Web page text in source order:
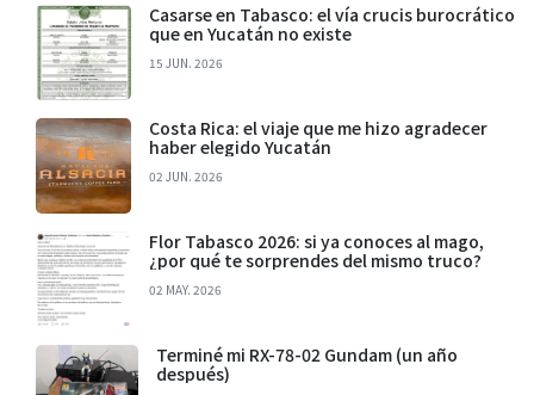
Casarse en Tabasco: el vía crucis burocrático
que en Yucatán no existe
15 JUN. 2026
Costa Rica: el viaje que me hizo agradecer
haber elegido Yucatán
02 JUN. 2026
Flor Tabasco 2026: si ya conoces al mago,
¿por qué te sorprendes del mismo truco?
02 MAY. 2026
Terminé mi RX-78-02 Gundam (un año
después)